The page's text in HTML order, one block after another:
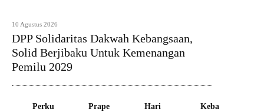
10 Agustus 2026
DPP Solidaritas Dakwah Kebangsaan,
Solid Berjibaku Untuk Kemenangan
Pemilu 2029
Perku
Prape
Hari
Keba